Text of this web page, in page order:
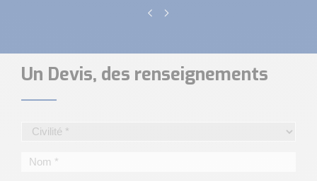
Un Devis, des renseignements